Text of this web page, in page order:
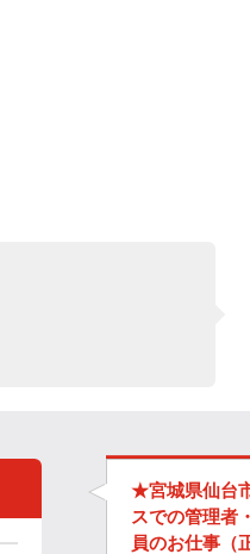
★宮城県仙台
スでの管理者
員のお仕事（